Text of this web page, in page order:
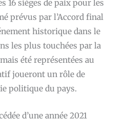
16 sièges de paix pour les
prévus par l’Accord final
historique dans le
les plus touchées par la
été représentées au
joueront un rôle de
politique du pays.
d’une année 2021